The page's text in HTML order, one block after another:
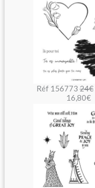
Réf 156773 24€
16,80€